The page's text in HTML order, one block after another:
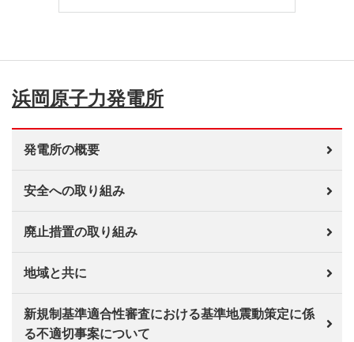
浜岡原子力発電所
発電所の概要
安全への取り組み
廃止措置の取り組み
地域と共に
新規制基準適合性審査における基準地震動策定に係
る不適切事案について